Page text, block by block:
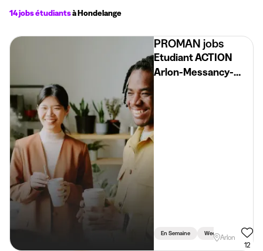
14 jobs étudiantsà Hondelange
PROMAN jobs
Etudiant ACTION
Arlon-Messancy-
En Semaine WeekendArlon
12